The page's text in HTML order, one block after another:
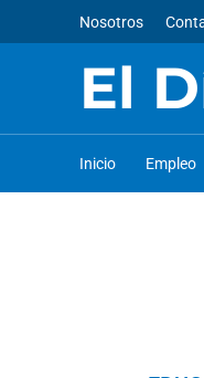
Nosotros
El
Inicio Empleo